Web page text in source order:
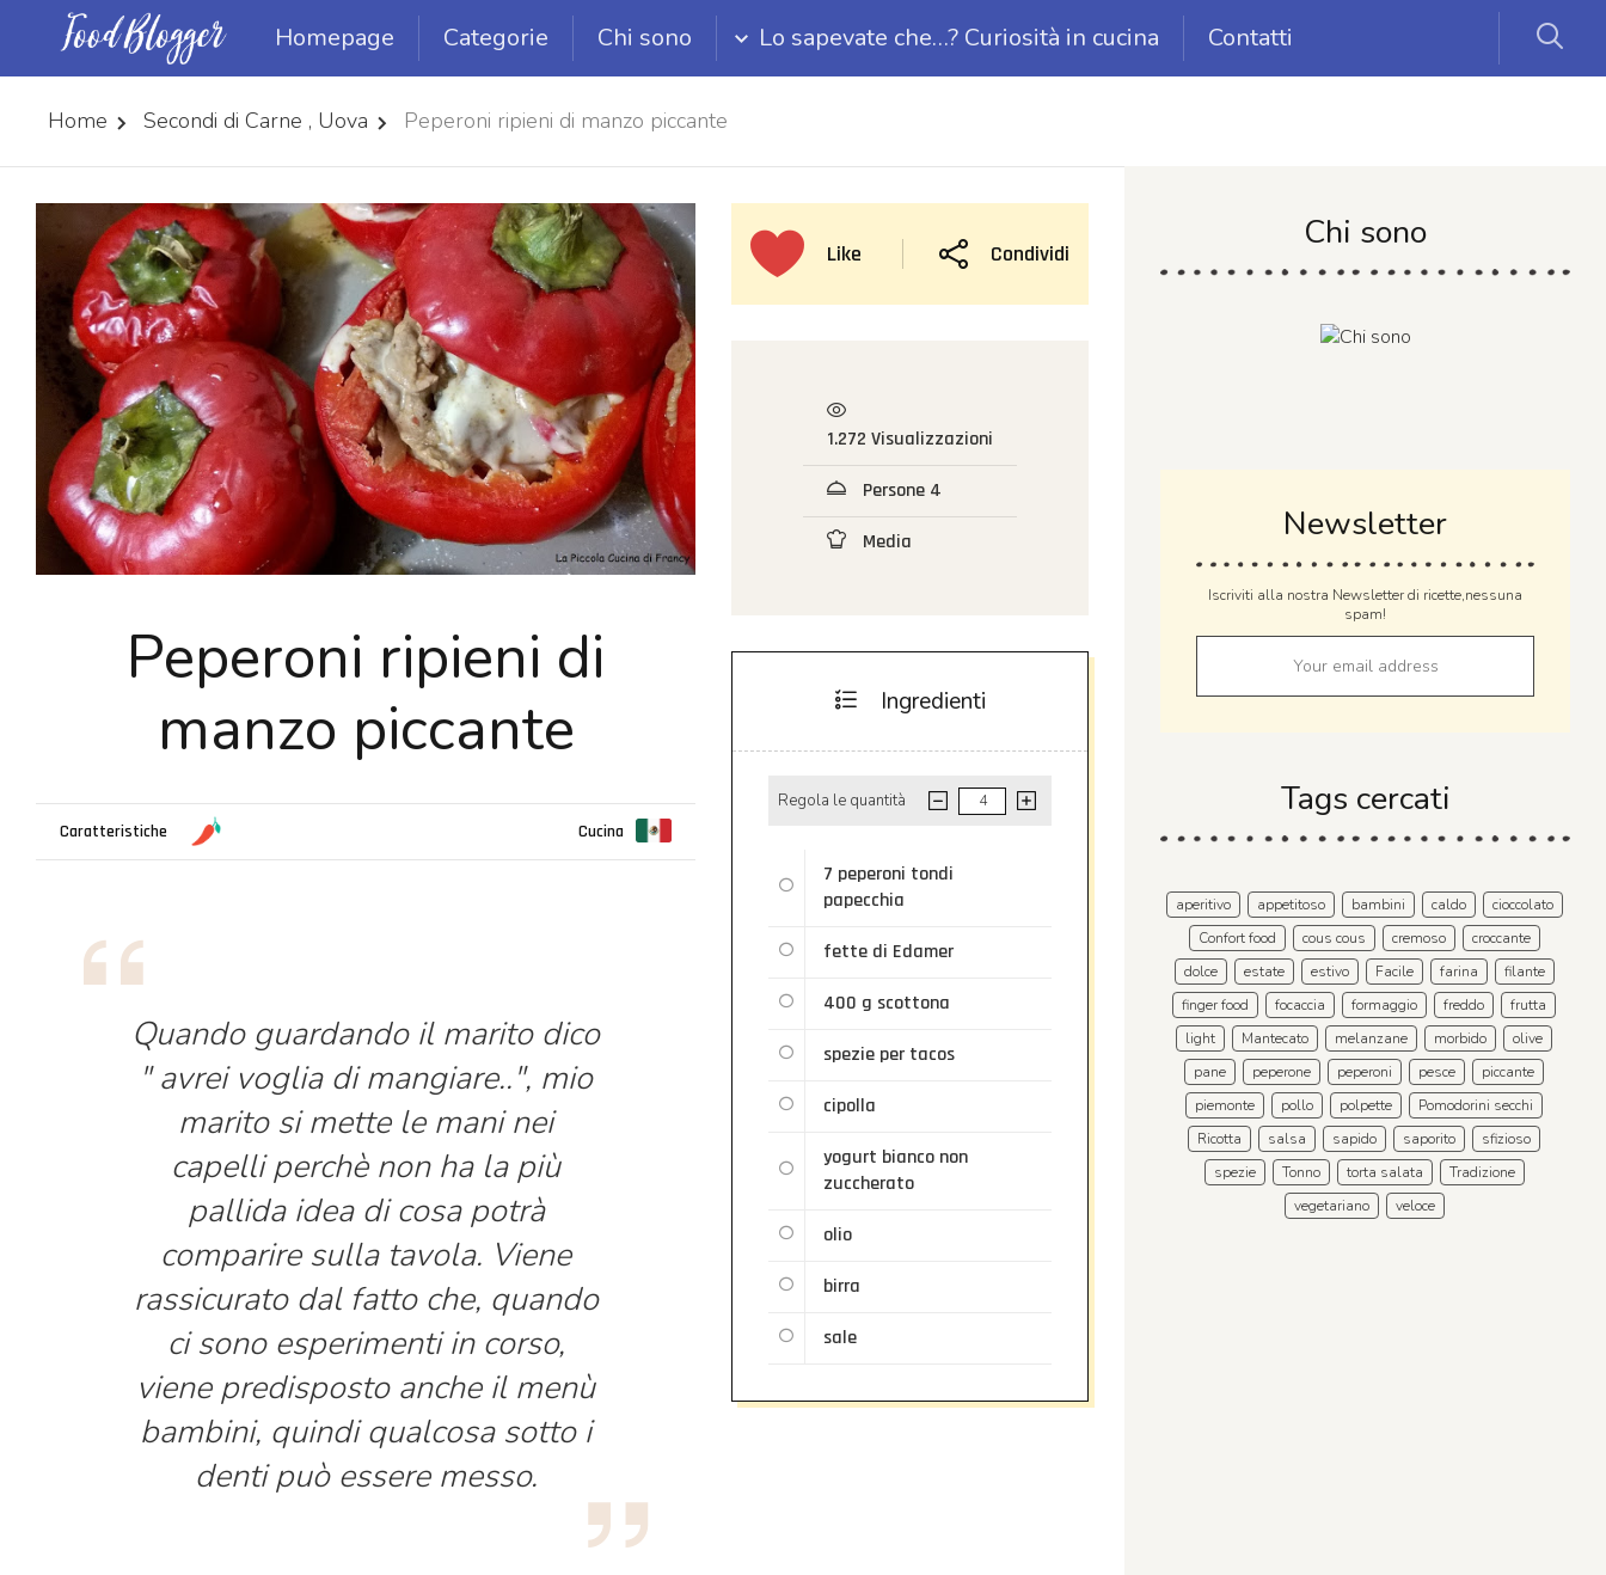
Homepage Categorie Chi sono Lo sapevate che…? Curiosità in cucina Contatti
Home Secondi di Carne , Uova Peperoni ripieni di manzo piccante
Peperoni ripieni di
manzo piccante
Caratteristiche Cucina
Quando guardando il marito dico
" avrei voglia di mangiare..", mio
marito si mette le mani nei
capelli perchè non ha la più
pallida idea di cosa potrà
comparire sulla tavola. Viene
rassicurato dal fatto che, quando
ci sono esperimenti in corso,
viene predisposto anche il menù
bambini, quindi qualcosa sotto i
denti può essere messo.
Like Condividi
1.272 Visualizzazioni
Persone 4
Media
Ingredienti
Regola le quantità
7 peperoni tondi
papecchia
fette di Edamer
400 g scottona
spezie per tacos
cipolla
yogurt bianco non
zuccherato
olio
birra
sale
Chi sono
Newsletter
Iscriviti alla nostra Newsletter di ricette,nessuna
spam!
Tags cercati
aperitivo appetitoso bambini caldo
cioccolato
Confort food
cous cous cremoso
croccante
dolce
estate estivo Facile farina
filante
finger food
focaccia formaggio freddo
frutta
light
Mantecato melanzane morbido
olive
pane
peperone peperoni pesce
piccante
piemonte
pollo polpette
Pomodorini secchi
Ricotta
salsa sapido saporito
sfizioso
spezie
Tonno torta salata
Tradizione
vegetariano
veloce